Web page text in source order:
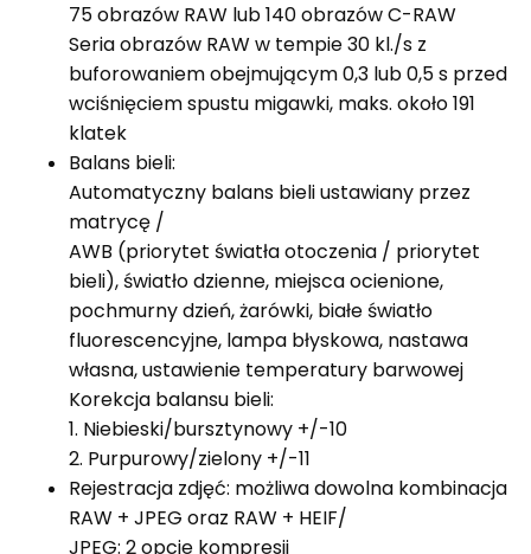
75 obrazów RAW lub 140 obrazów C-RAW
Seria obrazów RAW w tempie 30 kl./s z
buforowaniem obejmującym 0,3 lub 0,5 s przed
wciśnięciem spustu migawki, maks. około 191
klatek
Balans bieli:
Automatyczny balans bieli ustawiany przez
matrycę /
AWB (priorytet światła otoczenia / priorytet
bieli), światło dzienne, miejsca ocienione,
pochmurny dzień, żarówki, białe światło
fluorescencyjne, lampa błyskowa, nastawa
własna, ustawienie temperatury barwowej
Korekcja balansu bieli:
1. Niebieski/bursztynowy +/-10
2. Purpurowy/zielony +/-11
Rejestracja zdjęć: możliwa dowolna kombinacja
RAW + JPEG oraz RAW + HEIF/
JPEG: 2 opcje kompresji